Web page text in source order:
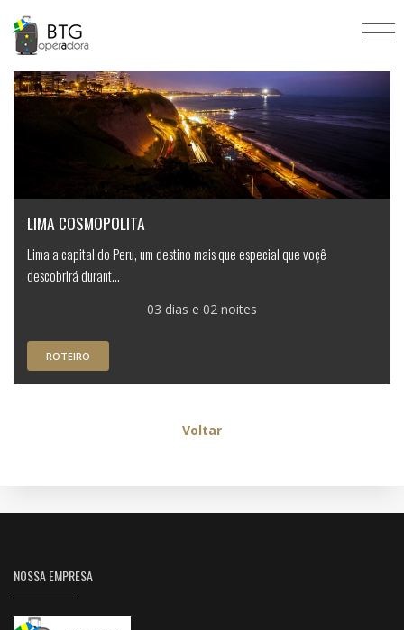
LIMA COSMOPOLITA
Lima a capital do Peru, um destino mais que especial que voçê
descobrirá durant...
03 dias e 02 noites
ROTEIRO
Voltar
NOSSA EMPRESA